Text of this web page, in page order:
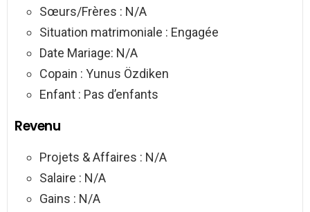
Sœurs/Frères : N/A
Situation matrimoniale : Engagée
Date Mariage: N/A
Copain : Yunus Özdiken
Enfant : Pas d’enfants
Revenu
Projets & Affaires : N/A
Salaire : N/A
Gains : N/A